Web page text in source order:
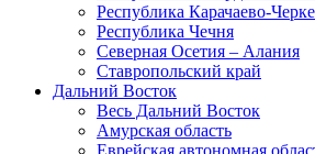
Республика Карачаево-
Республика Чечня
Северная Осетия – Алания
Ставропольский край
Дальний Восток
Весь Дальний Восток
Амурская область
Еврейская автономная